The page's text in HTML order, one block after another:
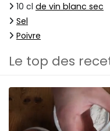
10 cl de vin blanc sec
Sel
Poivre
Le top des